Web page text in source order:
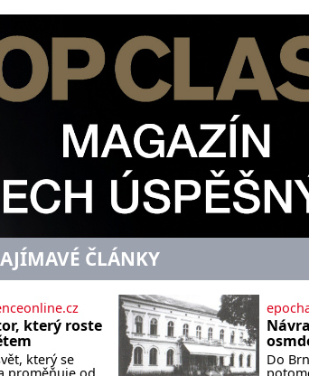
ČLÁNKY
který roste
který se Do